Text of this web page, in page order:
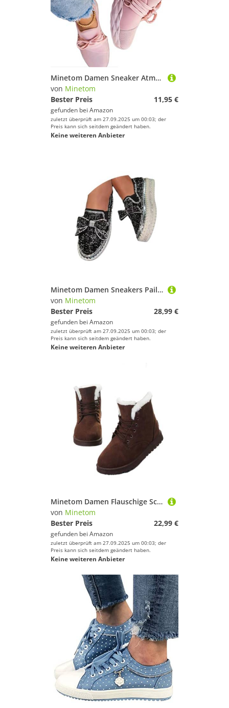
Minetom Damen Sneaker Atmungsaktiv Turnschuhe Leicht Laufschuhe Sportschuhe Freizeitschuhe A Rosa 39 EU
von Minetom
Bester Preis
11,95 €
gefunden bei Amazon
zuletzt überprüft am 27.09.2025 um 00:03; der
Preis kann sich seitdem geändert haben.
Keine weiteren Anbieter
Minetom Damen Sneakers Pailletten Flache Low Strass Sneaker Glitzer Loafers Turnschuhe Outdoor Freizeitschuhe Laufschuhe Schuhe Slip On Walkingschuhe Slipper B Schwarz 38 EU
von Minetom
Bester Preis
28,99 €
gefunden bei Amazon
zuletzt überprüft am 27.09.2025 um 00:03; der
Preis kann sich seitdem geändert haben.
Keine weiteren Anbieter
Minetom Damen Flauschige Schneestiefel Fashion Lace Up Ankle Boots Warme Schneestiefel Winter Booties Schuhe Mit Fell Gefüttert High Top Walking Wandern Outdoor Schuhe A Braun 42 EU
von Minetom
Bester Preis
22,99 €
gefunden bei Amazon
zuletzt überprüft am 27.09.2025 um 00:03; der
Preis kann sich seitdem geändert haben.
Keine weiteren Anbieter